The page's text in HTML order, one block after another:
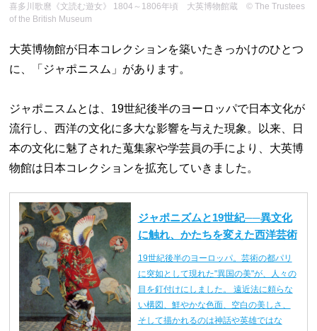
喜多川歌麿《文読む遊女》 1804～1806年頃 大英博物館蔵 © The Trustees
of the British Museum
大英博物館が日本コレクションを築いたきっかけのひとつ
に、「ジャポニスム」があります。
ジャポニスムとは、19世紀後半のヨーロッパで日本文化が
流行し、西洋の文化に多大な影響を与えた現象。以来、日
本の文化に魅了された蒐集家や学芸員の手により、大英博
物館は日本コレクションを拡充していきました。
ジャポニズムと19世紀──異文化
に触れ、かたちを変えた西洋芸術
19世紀後半のヨーロッパ。芸術の都パリ
に突如として現れた"異国の美"が、人々の
目を釘付けにしました。 遠近法に頼らな
い構図、鮮やかな色面、空白の美しさ、
そして描かれるのは神話や英雄ではな